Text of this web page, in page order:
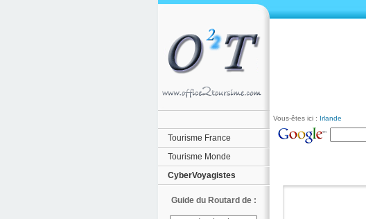
Tourisme France
Tourisme Monde
CyberVoyagistes
Guide du Routard de :
Vous-êtes ici : Irlande